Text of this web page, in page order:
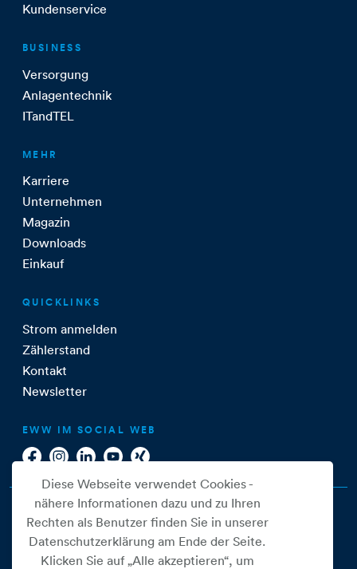
Kundenservice
BUSINESS
Versorgung
Anlagentechnik
ITandTEL
MEHR
Karriere
Unternehmen
Magazin
Downloads
Einkauf
QUICKLINKS
Strom anmelden
Zählerstand
Kontakt
Newsletter
EWW IM SOCIAL WEB
Diese Webseite verwendet Cookies -
nähere Informationen dazu und zu Ihren
Rechten als Benutzer finden Sie in unserer
Datenschutzerklärung am Ende der Seite.
Klicken Sie auf „Alle akzeptieren“, um